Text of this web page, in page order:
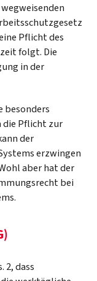
Pflicht des
folgt. Die
in der
besonders
die Pflicht zur
der
erzwingen
aber hat der
bei
2, dass